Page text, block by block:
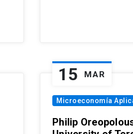
15 MAR
Microeconomía
Philip